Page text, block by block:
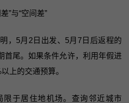
”与“空间差”
，5月2日出发、5月7日后返程的
首尾。如果条件允许，利用年假进
上的交通预算。
限于居住地机场。查询邻近城市